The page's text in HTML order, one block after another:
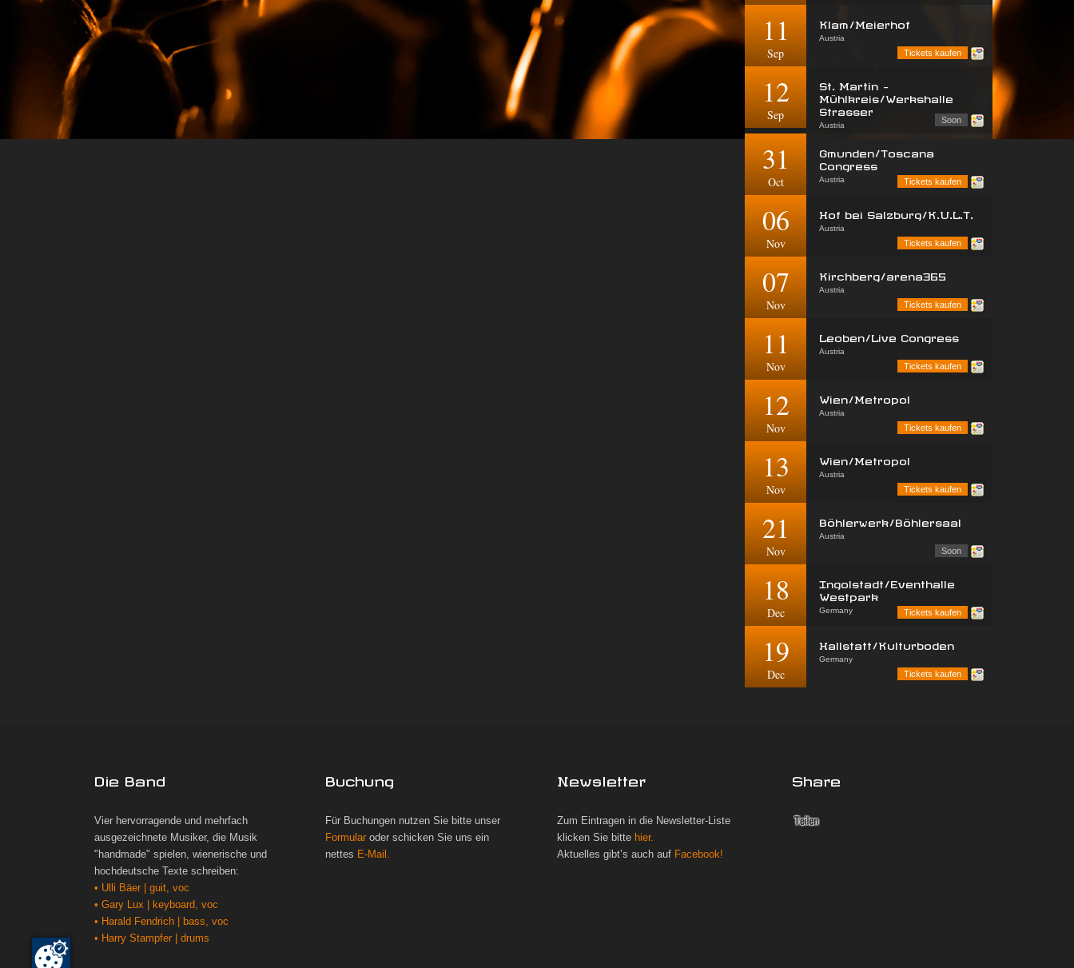
11
Sep
Klam/Meierhof
Austria
Tickets kaufen
12
Sep
St. Martin -
Mühlkreis/Werkshalle
Strasser
Austria
Soon
31
Oct
Gmunden/Toscana
Congress
Austria
Tickets kaufen
06
Nov
Hof bei Salzburg/K.U.L.T.
Austria
Tickets kaufen
07
Nov
Kirchberg/arena365
Austria
Tickets kaufen
11
Nov
Leoben/Live Congress
Austria
Tickets kaufen
12
Nov
Wien/Metropol
Austria
Tickets kaufen
13
Nov
Wien/Metropol
Austria
Tickets kaufen
21
Nov
Böhlerwerk/Böhlersaal
Austria
Soon
18
Dec
Ingolstadt/Eventhalle
Westpark
Germany
Tickets kaufen
19
Dec
Hallstatt/Kulturboden
Germany
Tickets kaufen
Die Band
Vier hervorragende und mehrfach
ausgezeichnete Musiker, die Musik
"handmade" spielen, wienerische und
hochdeutsche Texte schreiben:
• Ulli Bäer | guit, voc
• Gary Lux | keyboard, voc
• Harald Fendrich | bass, voc
• Harry Stampfer | drums
Buchung
Für Buchungen nutzen Sie bitte unser
Formular oder schicken Sie uns ein
nettes E-Mail.
Newsletter
Zum Eintragen in die Newsletter-Liste
klicken Sie bitte hier.
Aktuelles gibt’s auch auf Facebook!
Share